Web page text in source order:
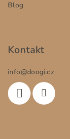
Blog
Kontakt
info@doogi.cz